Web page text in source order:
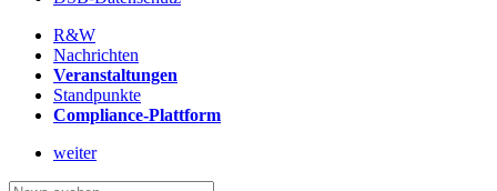
R&W
Nachrichten
Veranstaltungen
Standpunkte
Compliance-Plattform
weiter